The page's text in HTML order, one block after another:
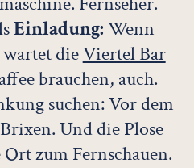
.ab 172,00 €
BUCHUNG
Einladung: Wenn
dieViertel Bar
brauchen, auch.
suchen: Vor dem
Und die Plose
zum Fernschauen.